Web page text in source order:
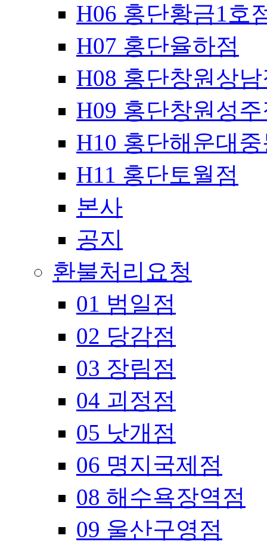
H06 홍단황금1호
H07 홍단율하점
H08 홍단창원상
H09 홍단창원성
H10 홍단해운대
H11 홍단토월점
본사
공지
환불처리요청
01 범일점
02 당감점
03 장림점
04 괴정점
05 낫개점
06 명지국제점
08 해수욕장역점
09 울산구영점